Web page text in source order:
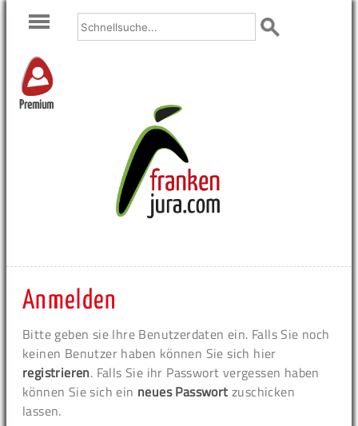
Premium
Anmelden
Bitte geben sie Ihre Benutzerdaten ein. Falls Sie noch
keinen Benutzer haben können Sie sich hier
registrieren. Falls Sie ihr Passwort vergessen haben
können Sie sich ein neues Passwort zuschicken
lassen.